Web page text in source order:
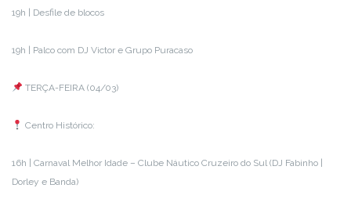
19h | Desfile de blocos
19h | Palco com DJ Victor e Grupo Puracaso
TERÇA-FEIRA (04/03)
Centro Histórico:
16h | Carnaval Melhor Idade – Clube Náutico Cruzeiro do Sul (DJ Fabinho |
Dorley e Banda)